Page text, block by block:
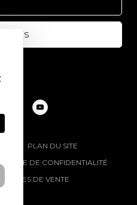
PLAN DU SITE
DE CONFIDENTIALITÉ
DE VENTE